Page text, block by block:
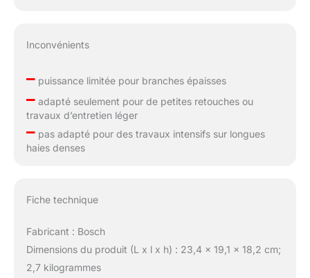
Inconvénients
–puissance limitée pour branches épaisses
–adapté seulement pour de petites retouches ou
travaux d’entretien léger
–pas adapté pour des travaux intensifs sur longues
haies denses
Fiche technique
Fabricant : Bosch
Dimensions du produit (L x l x h) : 23,4 x 19,1 x 18,2 cm;
2,7 kilogrammes